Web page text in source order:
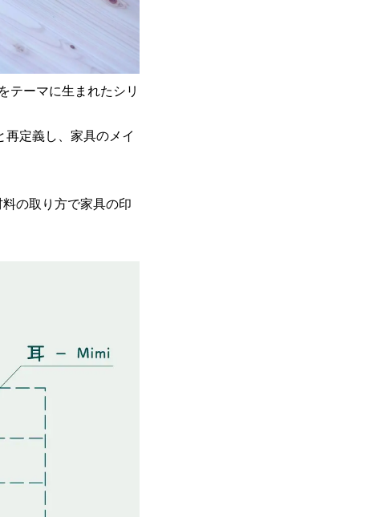
テーマに生まれたシリ
定義し、家具のメイ
の取り方で家具の印